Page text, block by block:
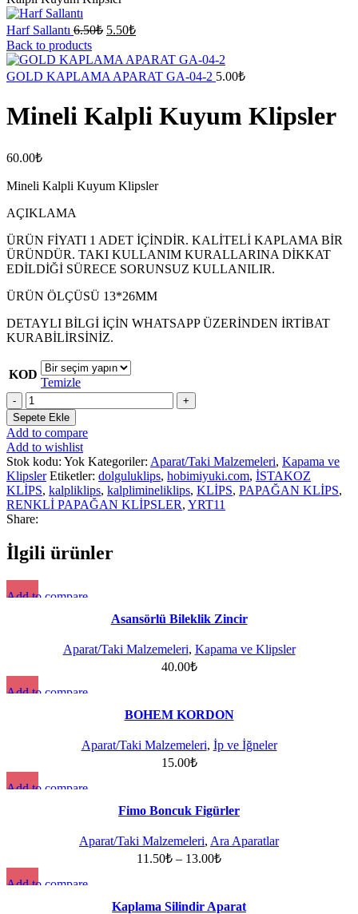
Harf Sallantı 6.50₺ 5.50₺
Back to products
GOLD KAPLAMA APARAT GA-04-2 5.00₺
Mineli Kalpli Kuyum Klipsler
60.00₺
Mineli Kalpli Kuyum Klipsler
AÇIKLAMA
ÜRÜN FİYATI 1 ADET İÇİNDİR. KALİTELİ KAPLAMA BİR
ÜRÜNDÜR. TAKI KULLANIM KURALLARINA DİKKAT
EDİLDİĞİ SÜRECE SORUNSUZ KULLANILIR.
ÜRÜN ÖLÇÜSÜ 13*26MM
DETAYLI BİLGİ İÇİN WHATSAPP ÜZERİNDEN İRTİBAT
KURABİLİRSİNİZ.
KOD
Temizle
Sepete Ekle
Add to compare
Add to wishlist
Stok kodu: Yok Kategoriler: Aparat/Taki Malzemeleri, Kapama ve
Klipsler Etiketler: dolguluklips, hobimiyuki.com, İSTAKOZ
KLİPS, kalpliklips, kalplimineliklips, KLİPS, PAPAĞAN KLİPS,
RENKLİ PAPAĞAN KLİPSLER, YRT11
Share:
İlgili ürünler
Add to compare
Asansörlü Bileklik Zincir
Aparat/Taki Malzemeleri, Kapama ve Klipsler
40.00₺
Add to compare
BOHEM KORDON
Aparat/Taki Malzemeleri, İp ve İğneler
15.00₺
Add to compare
Fimo Boncuk Figürler
Aparat/Taki Malzemeleri, Ara Aparatlar
11.50₺ – 13.00₺
Add to compare
Kaplama Silindir Aparat